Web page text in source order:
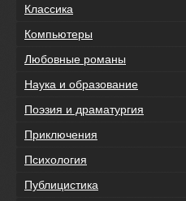
Классика
Компьютеры
Любовные романы
Наука и образование
Поэзия и драматургия
Приключения
Психология
Публицистика